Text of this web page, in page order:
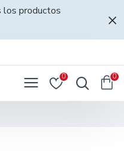
los productos
0 0